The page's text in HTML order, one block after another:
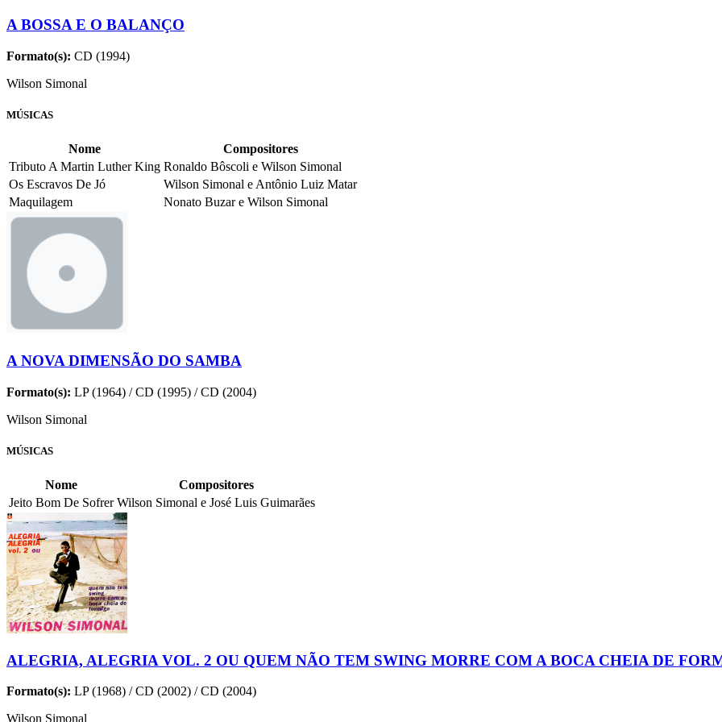
A BOSSA E O BALANÇO
Formato(s): CD (1994)
Wilson Simonal
MÚSICAS
Nome
Compositores
Tributo A Martin Luther King Ronaldo Bôscoli e Wilson Simonal
Os Escravos De Jó
Wilson Simonal e Antônio Luiz Matar
Maquilagem
Nonato Buzar e Wilson Simonal
A NOVA DIMENSÃO DO SAMBA
Formato(s): LP (1964) / CD (1995) / CD (2004)
Wilson Simonal
MÚSICAS
Nome
Compositores
Jeito Bom De Sofrer Wilson Simonal e José Luis Guimarães
ALEGRIA, ALEGRIA VOL. 2 OU QUEM NÃO TEM SWING MORRE COM A BOCA CHEIA DE
Formato(s): LP (1968) / CD (2002) / CD (2004)
Wilson Simonal